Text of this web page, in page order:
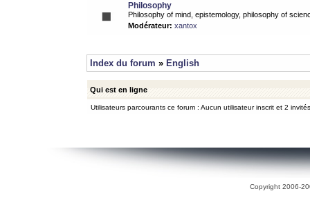
Philosophy
Philosophy of mind, epistemology, philosophy of
Modérateur: xantox
Index du forum » English
Qui est en ligne
Utilisateurs parcourants ce forum : Aucun utilisateur inscrit et 2 invités
Copyright 2006-